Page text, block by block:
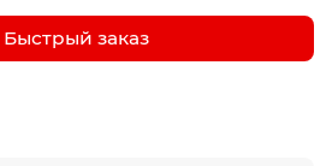
Быстрый заказ